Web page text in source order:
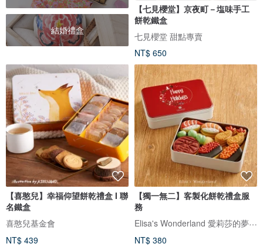
結婚禮盒
【七見櫻堂】京夜町－塩味手工
餅乾鐵盒
七見櫻堂 甜點專賣
NT$ 650
【喜憨兒】幸福仰望餅乾禮盒 I 聯
名鐵盒
喜憨兒基金會
NT$ 439
【獨一無二】客製化餅乾禮盒服
務
Elisa's Wonderland 愛莉莎的夢遊仙境
NT$ 380